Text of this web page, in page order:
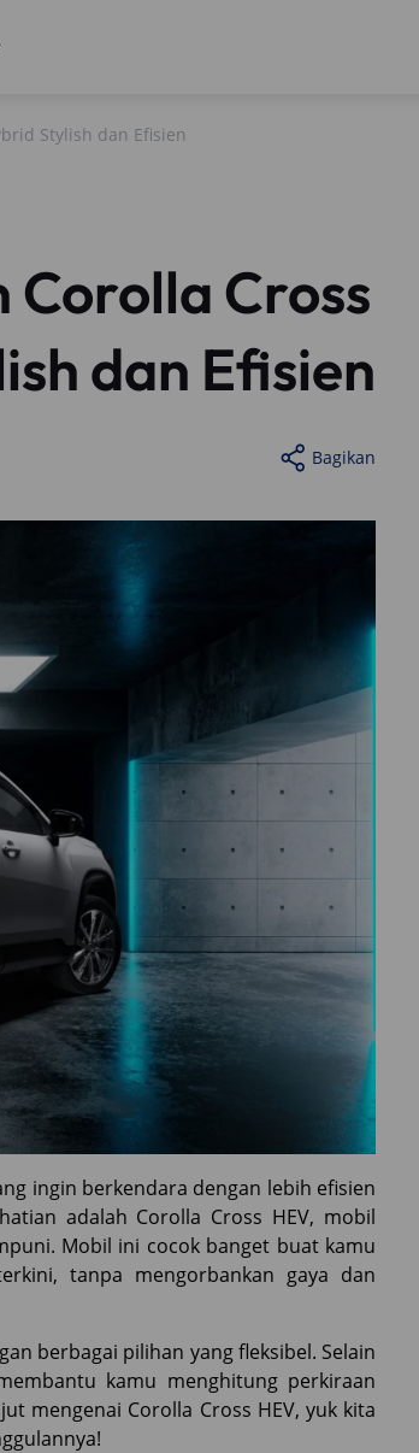
Stylish dan Efisien
Cross
dan Efisien
Bagikan
ingin berkendara dengan lebih efisien
adalah Corolla Cross HEV, mobil
Mobil ini cocok banget buat kamu
tanpa mengorbankan gaya dan
berbagai pilihan yang fleksibel. Selain
kamu menghitung perkiraan
mengenai Corolla Cross HEV, yuk kita